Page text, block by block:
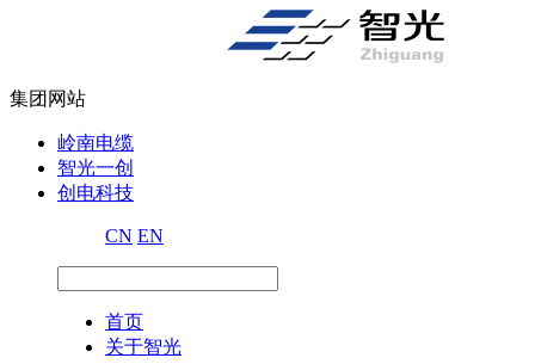
集团网站
岭南电缆
智光一创
创电科技
CN EN
首页
关于智光